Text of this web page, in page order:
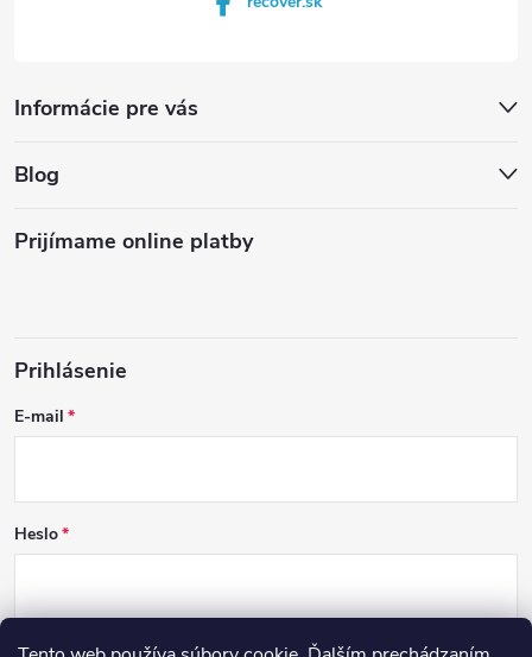
Informácie pre vás
Blog
Prijímame online platby
Prihlásenie
E-mail
Heslo